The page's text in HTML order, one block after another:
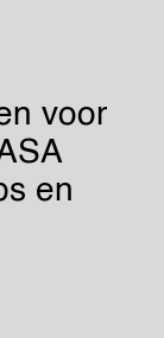
voor
en